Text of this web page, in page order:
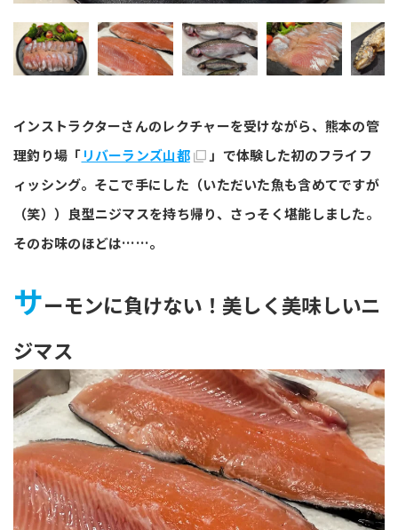
インストラクターさんのレクチャーを受けながら、熊本の管
理釣り場「リバーランズ山都
」で体験した初のフライフ
ィッシング。そこで手にした（いただいた魚も含めてですが
（笑））良型ニジマスを持ち帰り、さっそく堪能しました。
そのお味のほどは……。
サーモンに負けない！美しく美味しいニ
ジマス